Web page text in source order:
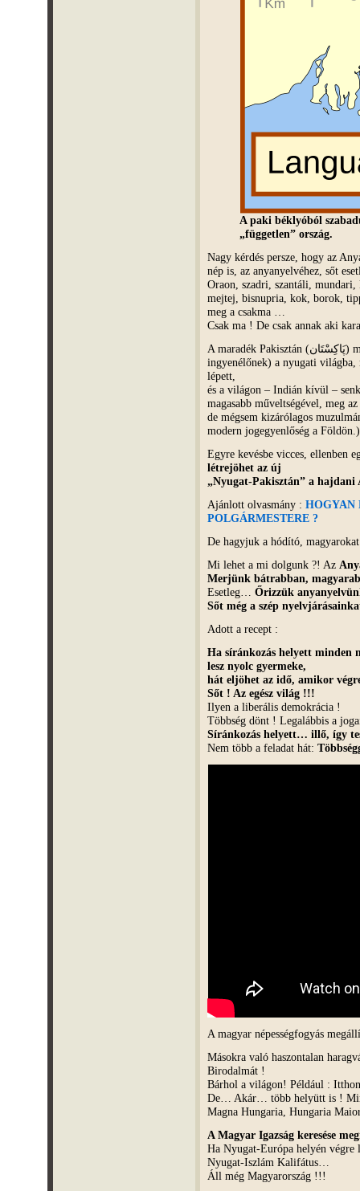
A paki béklyóból
„független” ország.
Nagy kérdés persze, hogy az
nép is, az anyanyelvéhez, sőt
Oraon, szadri, szantáli,
mejtej, bisnupria, kok, borok,
meg a csakma …
Csak ma ! De csak annak aki
A maradék Pakisztán (پَاکِسْتَان) meg ontja tömérdek magját (többnyire
ingyenélőnek) a nyugati
lépett,
és a világon – Indián kívül –
magasabb műveltségével, meg
de mégsem kizárólagos
modern jogegyenlőség a Földön.)
Egyre kevésbe vicces, ellenben
létrejöhet az új
„Nyugat-Pakisztán” a
Ajánlott olvasmány :HOGYAN
POLGÁRMESTERE ?
De hagyjuk a hódító,
Mi lehet a mi dolgunk ?! Az
Merjünk bátrabban,
Esetleg…Őrizzük
Sőt még a szép
Adott a recept :
Ha síránkozás helyett minden
lesz nyolc gyermeke,
hát eljöhet az idő, amikor
Sőt ! Az egész világ !!!
Ilyen a liberális demokrácia !
Többség dönt ! Legalábbis a
Síránkozás helyett… illő, így
Nem több a feladat hát:
A magyar népességfogyás
Másokra való haszontalan
Birodalmát !
Bárhol a világon! Például :
De… Akár… több helyütt is !
Magna Hungaria, Hungaria
A Magyar Igazság keresése
Ha Nyugat-Európa helyén
Nyugat-Iszlám Kalifátus…
Áll még Magyarország !!!